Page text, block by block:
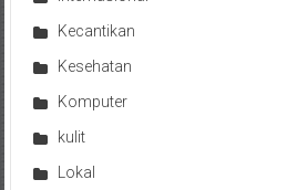
Kecantikan
Kesehatan
Komputer
kulit
Lokal